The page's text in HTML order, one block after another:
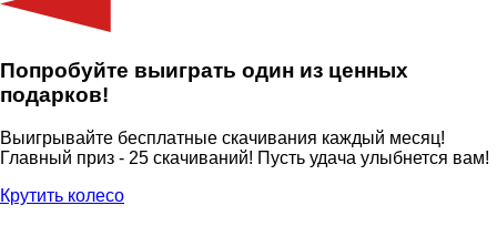
Попробуйте выиграть один из ценных
подарков!
Выигрывайте бесплатные скачивания каждый месяц!
Главный приз - 25 скачиваний! Пусть удача улыбнется вам!
Крутить колесо